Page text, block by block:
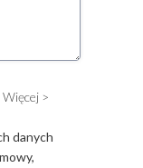
Więcej >
danych